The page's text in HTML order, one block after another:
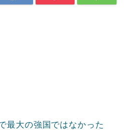
最大の強国ではなかった